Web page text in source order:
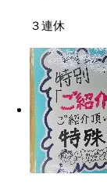
３連休